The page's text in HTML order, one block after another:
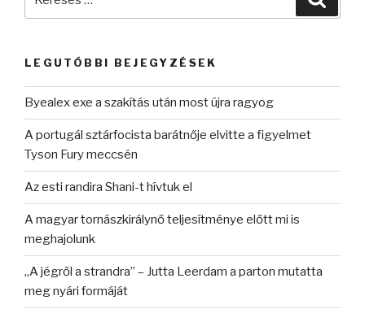
LEGUTÓBBI BEJEGYZÉSEK
Byealex exe a szakítás után most újra ragyog
A portugál sztárfocista barátnője elvitte a figyelmet
Tyson Fury meccsén
Az esti randira Shani-t hívtuk el
A magyar tornászkirálynő teljesítménye előtt mi is
meghajolunk
„A jégről a strandra” – Jutta Leerdam a parton mutatta
meg nyári formáját